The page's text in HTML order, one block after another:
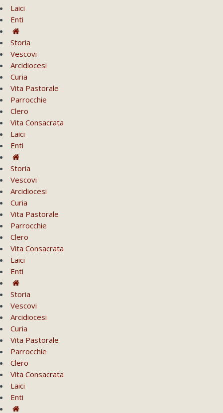
Laici
Enti
Storia
Vescovi
Arcidiocesi
Curia
Vita Pastorale
Parrocchie
Clero
Vita Consacrata
Laici
Enti
Storia
Vescovi
Arcidiocesi
Curia
Vita Pastorale
Parrocchie
Clero
Vita Consacrata
Laici
Enti
Storia
Vescovi
Arcidiocesi
Curia
Vita Pastorale
Parrocchie
Clero
Vita Consacrata
Laici
Enti